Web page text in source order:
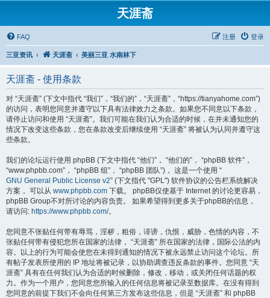
天涯斋
FAQ 登录
注册
三亚资讯 天涯斋 美丽三亚 水南林下
天涯斋 - 使用条款
对 “天涯斋” (下文中指代 “我们”，“我们的”，“天涯斋”，“https://tianyahome.com”)
的访问，表明您同意并遵守以下具有法律效力之条款。如果您不同意以下条款，
请停止访问和使用 “天涯斋”。我们可能在我们认为合适的时候，在并未通知您的
情况下改变这些条款，您在条款改变后继续使用 “天涯斋” 将被认为认同并遵守这
些条款。
我们的论坛运行使用 phpBB (下文中指代 “他们”， “他们的”， “phpBB 软件”，
“www.phpbb.com”， “phpBB 组”， “phpBB 团队”)， 这是一个使用 “
GNU General Public License v2” (下文指代 "GPL") 软件协议的公告栏系统解决
方案， 可以从 www.phpbb.com 下载。 phpBB仅使基于 Internet 的讨论更容易，
phpBB Group不对所讨论的内容负责。 如果希望得到更多关于phpBB的信息，
请访问: https://www.phpbb.com/。
您同意不张贴任何带有辱骂，淫秽，粗俗，诽谤，仇恨，威胁，色情的内容，不
张贴任何带有侵犯您所在国家的法律， “天涯斋” 所在国家的法律，国际公法的内
容。以上的行为可能会使您在未得到通知的情况下被永远禁止访问这个论坛。所
有帖子发表所使用的 IP 地址将被记录，以协助调查违反条款的事件。您同意 “天
涯斋” 具有在任何我们认为合适的时候删除，修改，移动，或关闭任何话题的权
力。作为一个用户，您同意您所输入的任何信息将被记录至数据库。在没有得到
您同意的前提下我们不会向任何第三方发布这些信息，但是 “天涯斋” 和 phpBB